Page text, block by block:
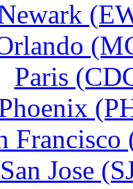
Paris
San Jose